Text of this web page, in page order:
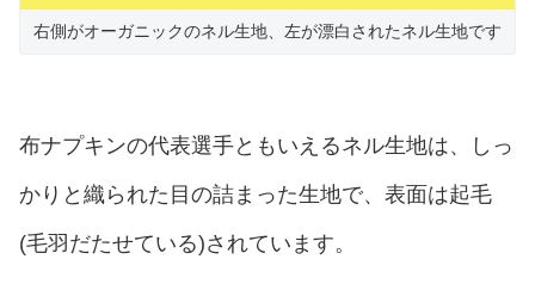
右側がオーガニックのネル生地、左が漂白されたネル生地です
布ナプキンの代表選手ともいえるネル生地は、しっ
かりと織られた目の詰まった生地で、表面は起毛
(毛羽だたせている)されています。